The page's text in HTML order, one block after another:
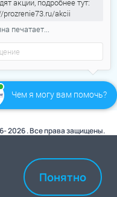
мед.
2026 . Все права защищены.
Понятно
Чем я могу вам помочь?
акции, подробнее тут:
prozrenie73.ru/akcii
печатает...